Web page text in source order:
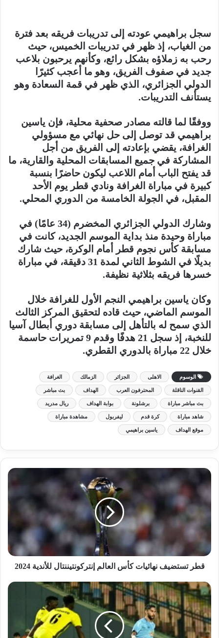
سجل براهيمي عودته إلى تدريبات فريقه بعد فترة
من الغياب، إذ ظهر في تدريبات الخميس، حيث
رحب به زملاؤه بشكل رائع، وكأنهم يرحبون بلاعب
جديد في صفوف الفريق، وهو ما أعجب كثيرًا
الدولي الجزائري، الذي ظهر في قمة السعادة وهو
يستأنف التدريبات.
ووفقًا لما قالته مصادر صحفية محلية، فإن ياسين
براهيمي قد توصل إلى حل نهائي مع مسؤولي
الغرافة، يقضي بإعادته إلى الفريق من أجل
المشاركة في جميع المسابقات المحلية والقارية، ما
قد يفتح الباب أمام اللاعب ليكون حاضرًا بنسبة
كبيرة في مباراة الغرافة ونادي قطر يوم الأحد
المقبل، في الجولة الخامسة من الدوري المحلي.
وشارك الدولي الجزائري المخضرم (34 عامًا) في
مباراة وحيدة منذ بداية الموسم الجديد، كانت في
مسابقة كأس نجوم قطر أمام الوكرة، حيث شارك
بديلًا في الشوط الثاني لمدة 31 دقيقة، في مباراة
خسرها فريقه بثلاثية نظيفة.
وكان ياسين براهيمي النجم الأول للغرافة خلال
الموسم الماضي، حيث قاده لتحقيق المركز الثالث
الذي سمح له بالتأهل إلى مسابقة دوري أبطال آسيا
للنخبة، إذ سجل 21 هدفًا وقدم 9 تمريرات حاسمة
خلال 22 مباراة بالدوري القطري.
الوسوم الاهلى الجزائر الزمالك الغرافة
القنوات الناقلة المحترفون العرب الهداف بث مباشر
بث مباشر مباراة برشلونة بوابة الهداف ريال مدريد
شاهد مباراة كرة قدم ليفربول مشاهدة مباراة
موقع الهداف ياسين براهيمي
قطر تستضيف نهائيات كأس العالم إنتركونتيننتال للأندية 2024